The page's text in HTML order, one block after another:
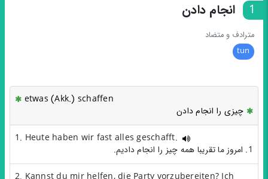
1 انجام دادن
مترادف و متضاد
tun
etwas (Akk.) schaffen
چیزی را انجام دادن
1. Heute haben wir fast alles geschafft.
1. امروز ما تقریبا همه چیز را انجام دادیم.